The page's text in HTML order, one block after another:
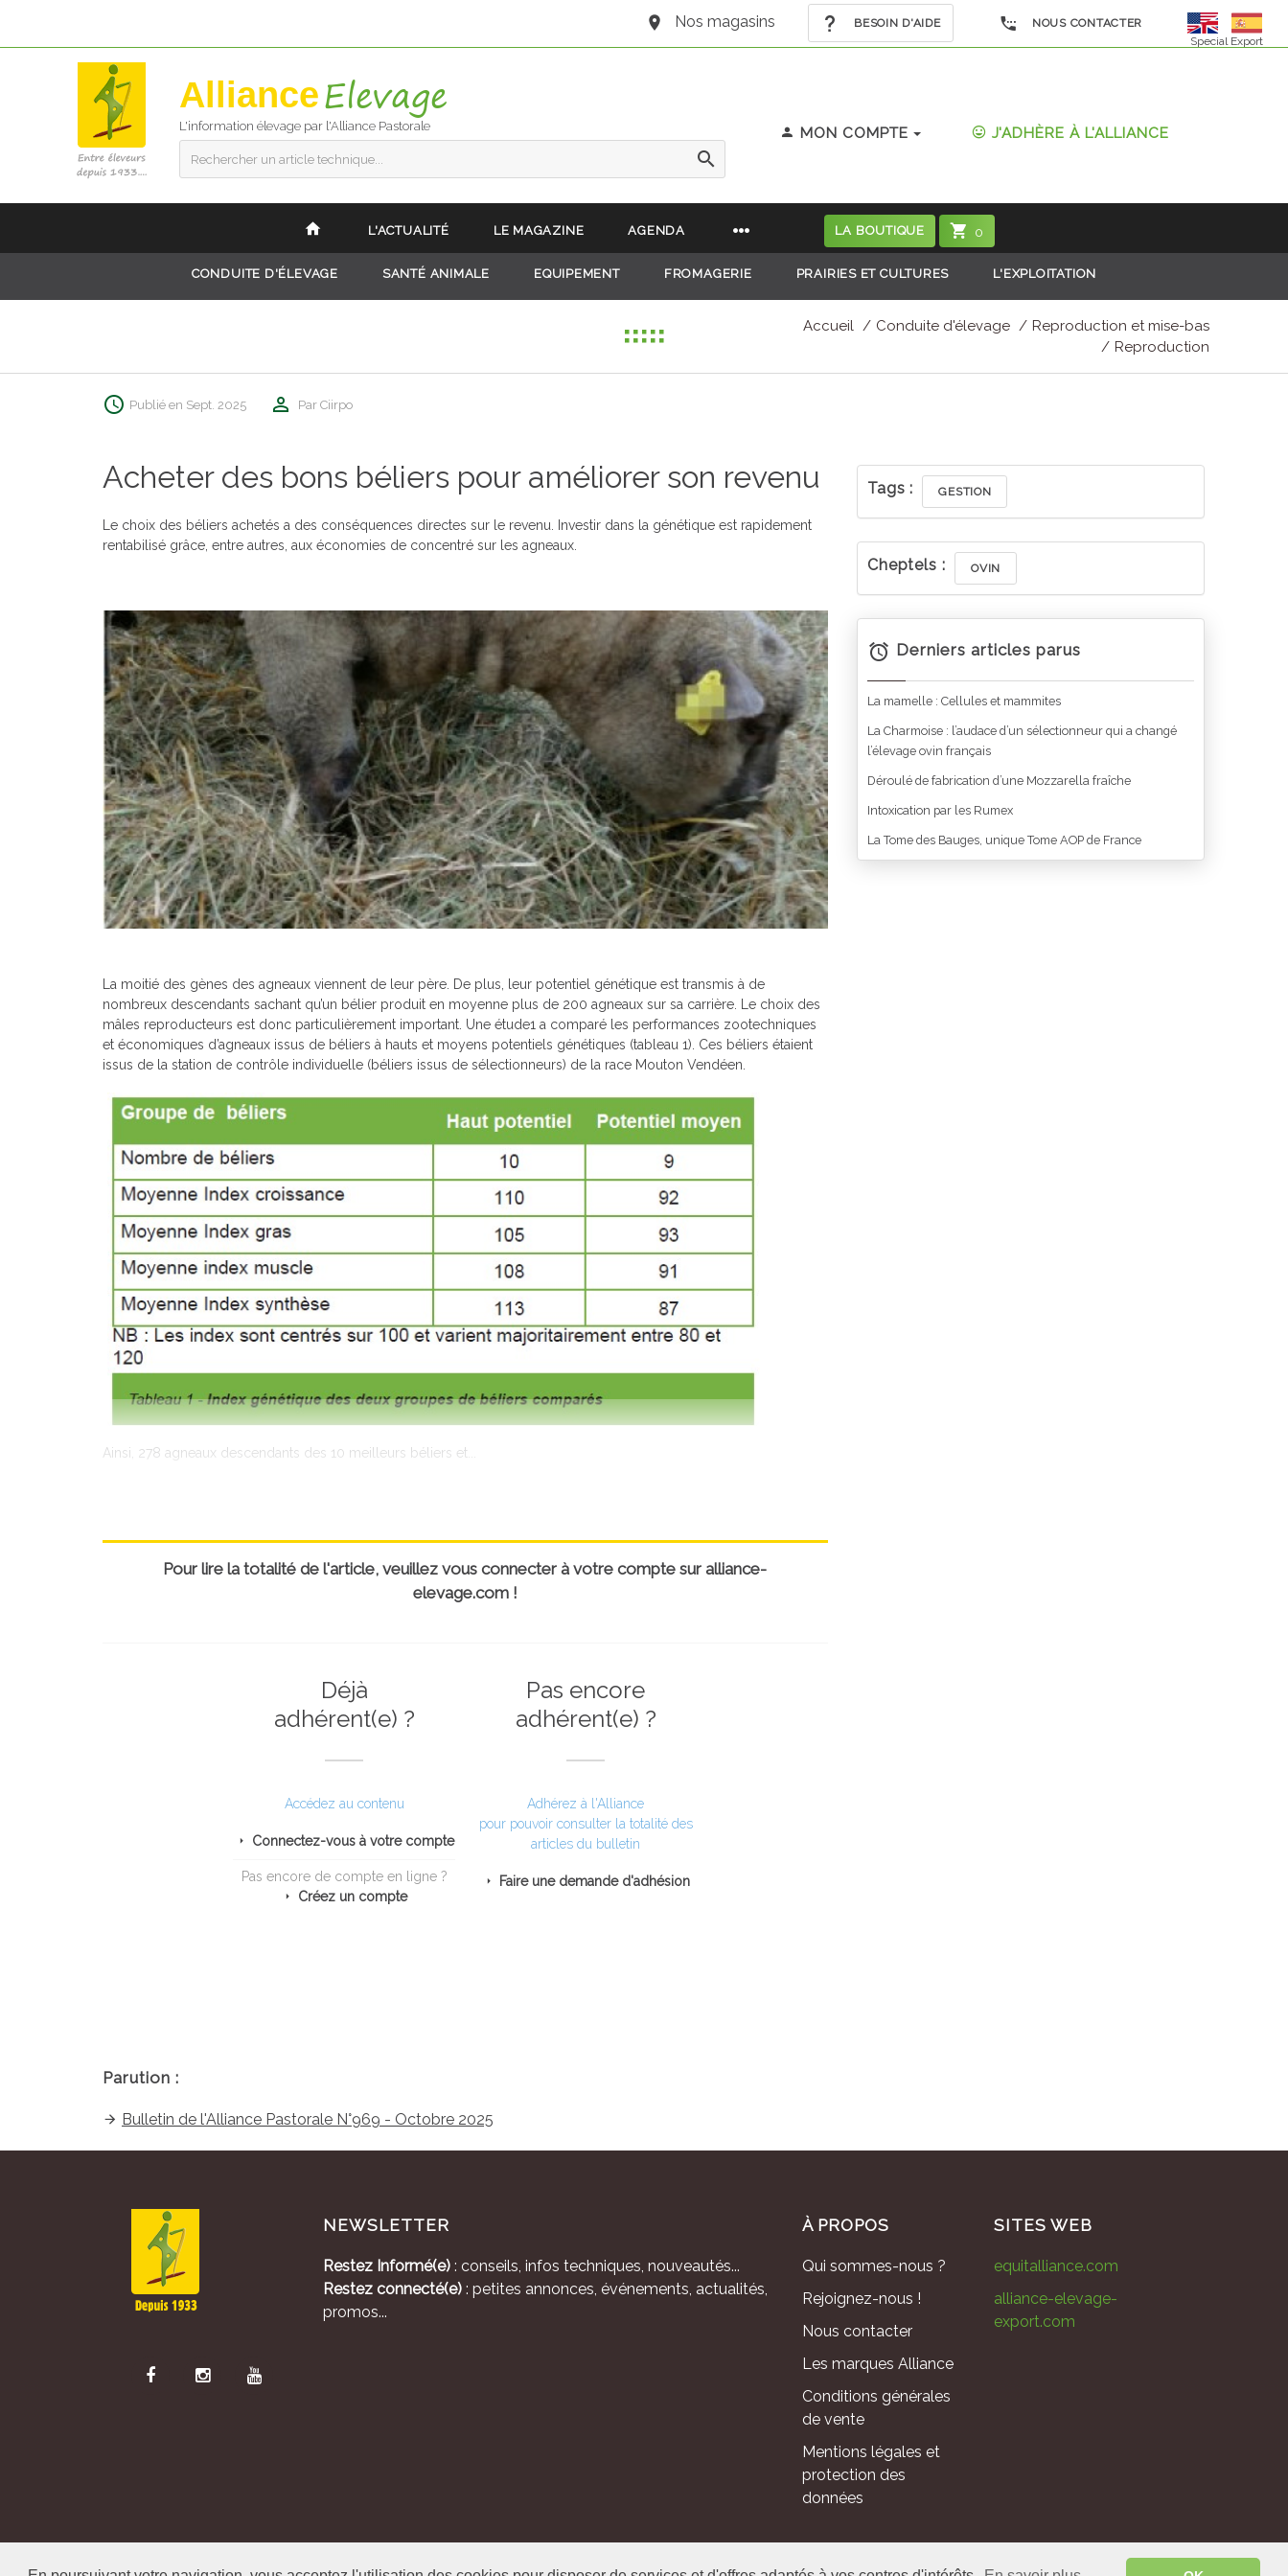
Nos magasins BESOIN D'AIDE
NOUS CONTACTER
Special Export
Alliance
L'information élevage par l'Alliance Pastorale
Rechercher un article technique...
MON COMPTE J'ADHÈRE À L'ALLIANCE
L'ACTUALITÉ LE MAGAZINE AGENDA LA BOUTIQUE 0
CONDUITE D'ÉLEVAGE SANTÉ ANIMALE EQUIPEMENT FROMAGERIE PRAIRIES ET CULTURES L'EXPLOITATION
Accueil Conduite d'élevage
Reproduction et mise-bas
Reproduction
Publié en Sept. 2025 Par Ciirpo
Acheter des bons béliers pour améliorer son revenu
Le choix des béliers achetés a des conséquences directes sur le revenu. Investir dans la génétique est rapidement
rentabilisé grâce, entre autres, aux économies de concentré sur les agneaux.
La moitié des gènes des agneaux viennent de leur père. De plus, leur potentiel génétique est transmis à de
nombreux descendants sachant qu’un bélier produit en moyenne plus de 200 agneaux sur sa carrière. Le choix des
mâles reproducteurs est donc particulière­ment important. Une étude1 a comparé les perfor­mances zootechniques
et économiques d’agneaux issus de béliers à hauts et moyens potentiels géné­tiques (tableau 1). Ces béliers étaient
issus de la station de contrôle individuelle (béliers issus de sélection­neurs) de la race Mouton Vendéen.
Ainsi, 278 agneaux descendants des 10 meilleurs bé­liers et...
Pour lire la totalité de l'article, veuillez vous connecter à votre compte sur alliance-
elevage.com !
Déjà
adhérent(e) ?
Accédez au contenu
Connectez-vous à votre compte
Pas encore de compte en ligne ?
Créez un compte
Pas encore
adhérent(e) ?
Adhérez à l'Alliance
pour pouvoir consulter la totalité des
articles du bulletin
Faire une demande d'adhésion
Tags : GESTION
Cheptels : OVIN
Derniers articles parus
La mamelle : Cellules et mammites
La Charmoise : l’audace d’un sélectionneur qui a changé
l’élevage ovin français
Déroulé de fabrication d’une Mozzarella fraîche
Intoxication par les Rumex
La Tome des Bauges, unique Tome AOP de France
Parution :
Bulletin de l'Alliance Pastorale N°969 - Octobre 2025
À PROPOS
Qui sommes-nous ?
Rejoignez-nous !
Nous contacter
Les marques Alliance
Conditions générales
de vente
Mentions légales et
protection des
données
SITES WEB
equitalliance.com
alliance-elevage-
export.com
NEWSLETTER
Restez Informé(e) : conseils, infos techniques, nouveautés...
Restez connecté(e) : petites annonces, événements, actualités,
promos...
Alliance Pastorale - Avenue de l'Europe - CS 80095 -86502 Montmorillon Cedex - France ©2026.